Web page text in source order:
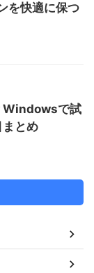
を快適に保つ
Windowsで試
とめ